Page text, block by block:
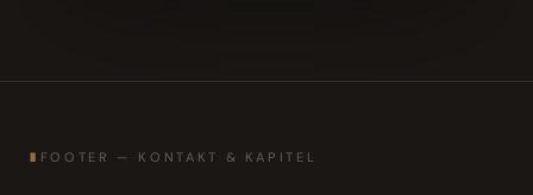
∎ FOOTER — KONTAKT & KAPITEL